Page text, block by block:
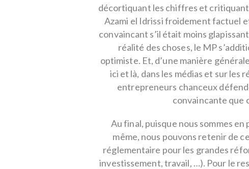
décortiquant les chiffres et
Azami el Idrissi froidement factuel
convaincant s’il était moins
réalité des choses, le MP
optimiste. Et, d’une manière
ici et là, dans les médias et sur les
entrepreneurs chanceux
convaincante que
Au final, puisque nous sommes
même, nous pouvons retenir de
réglementaire pour les grandes
investissement, travail, …). Pour le